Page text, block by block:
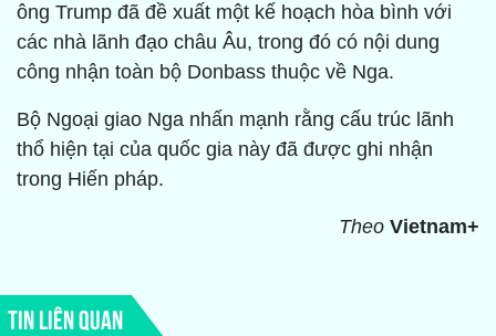
ông Trump đã đề xuất một kế hoạch hòa bình với
các nhà lãnh đạo châu Âu, trong đó có nội dung
công nhận toàn bộ Donbass thuộc về Nga.
Bộ Ngoại giao Nga nhấn mạnh rằng cấu trúc lãnh
thổ hiện tại của quốc gia này đã được ghi nhận
trong Hiến pháp.
Theo Vietnam+
TIN LIÊN QUAN